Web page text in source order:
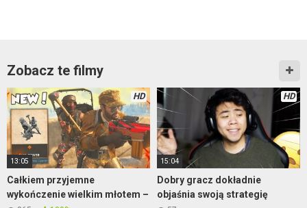
Zobacz te filmy
HD
13:05
Całkiem przyjemne
wykończenie wielkim młotem –
HD
15:04
Dobry gracz dokładnie
objaśnia swoją strategię